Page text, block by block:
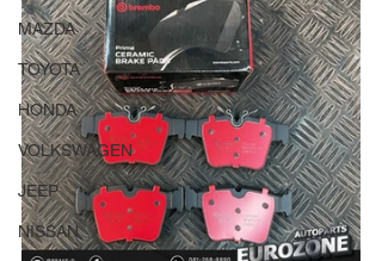
MAZDA
TOYOTA
HONDA
VOLKSWAGEN
JEEP
NISSAN